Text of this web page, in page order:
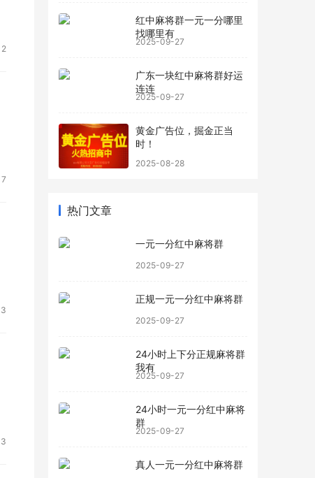
2
7
3
3
红中麻将群一元一分哪里
找哪里有
2025-09-27
广东一块红中麻将群好运
连连
2025-09-27
黄金广告位，掘金正当
时！
2025-08-28
热门文章
一元一分红中麻将群
2025-09-27
正规一元一分红中麻将群
2025-09-27
24小时上下分正规麻将群
我有
2025-09-27
24小时一元一分红中麻将
群
2025-09-27
真人一元一分红中麻将群